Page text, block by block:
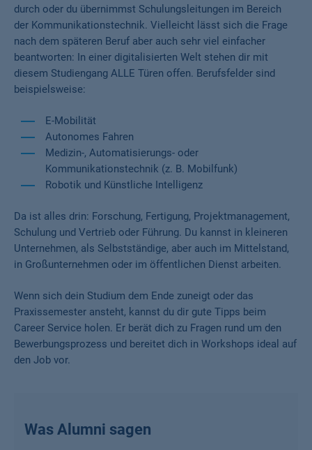
durch oder du übernimmst Schulungsleitungen im Bereich
der Kommunikationstechnik. Vielleicht lässt sich die Frage
nach dem späteren Beruf aber auch sehr viel einfacher
beantworten: In einer digitalisierten Welt stehen dir mit
diesem Studiengang ALLE Türen offen. Berufsfelder sind
beispielsweise:
E-Mobilität
Autonomes Fahren
Medizin-, Automatisierungs- oder
Kommunikationstechnik (z. B. Mobilfunk)
Robotik und Künstliche Intelligenz
Da ist alles drin: Forschung, Fertigung, Projektmanagement,
Schulung und Vertrieb oder Führung. Du kannst in kleineren
Unternehmen, als Selbstständige, aber auch im Mittelstand,
in Großunternehmen oder im öffentlichen Dienst arbeiten.
Wenn sich dein Studium dem Ende zuneigt oder das
Praxissemester ansteht, kannst du dir gute Tipps beim
Career Service holen. Er berät dich zu Fragen rund um den
Bewerbungsprozess und bereitet dich in Workshops ideal auf
den Job vor.
Was Alumni sagen